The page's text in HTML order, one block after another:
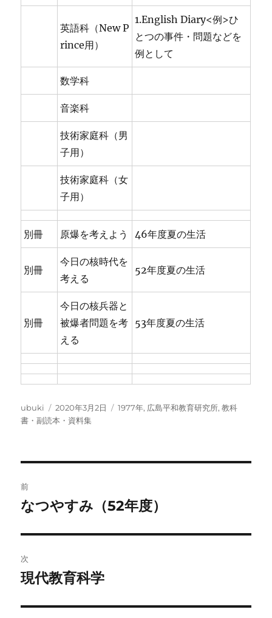
英語科（New P
rince用）
1.English Diary<例>ひ
とつの事件・問題などを
例として
数学科
音楽科
技術家庭科（男
子用）
技術家庭科（女
子用）
別冊 原爆を考えよう 46年度夏の生活
別冊
今日の核時代を
考える
52年度夏の生活
別冊
今日の核兵器と
被爆者問題を考
える
53年度夏の生活
投
稿
ubuki
投
稿
2020年3月2日
カ
1977年, 広島平和教育研究所,教科
書・副読本・資料集
稿
ビ
ゲ
ー
前
前
投
稿:
なつやすみ（52年度）
次
次
投
現代教育科学